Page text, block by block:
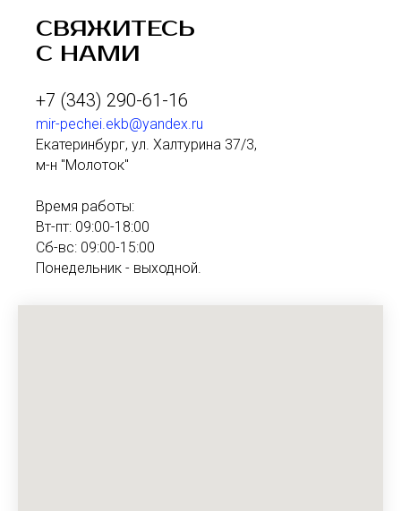
СВЯЖИТЕСЬ
С НАМИ
+7 (343) 290-61-16
mir-pechei.ekb@yandex.ru
Екатеринбург, ул. Халтурина 37/3,
м-н "Молоток"
Время работы:
Вт-пт: 09:00-18:00
Сб-вс: 09:00-15:00
Понедельник - выходной.